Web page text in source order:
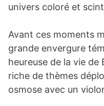
univers coloré et
Avant ces moments
grande envergure
heureuse de la vie
riche de thèmes
osmose avec un